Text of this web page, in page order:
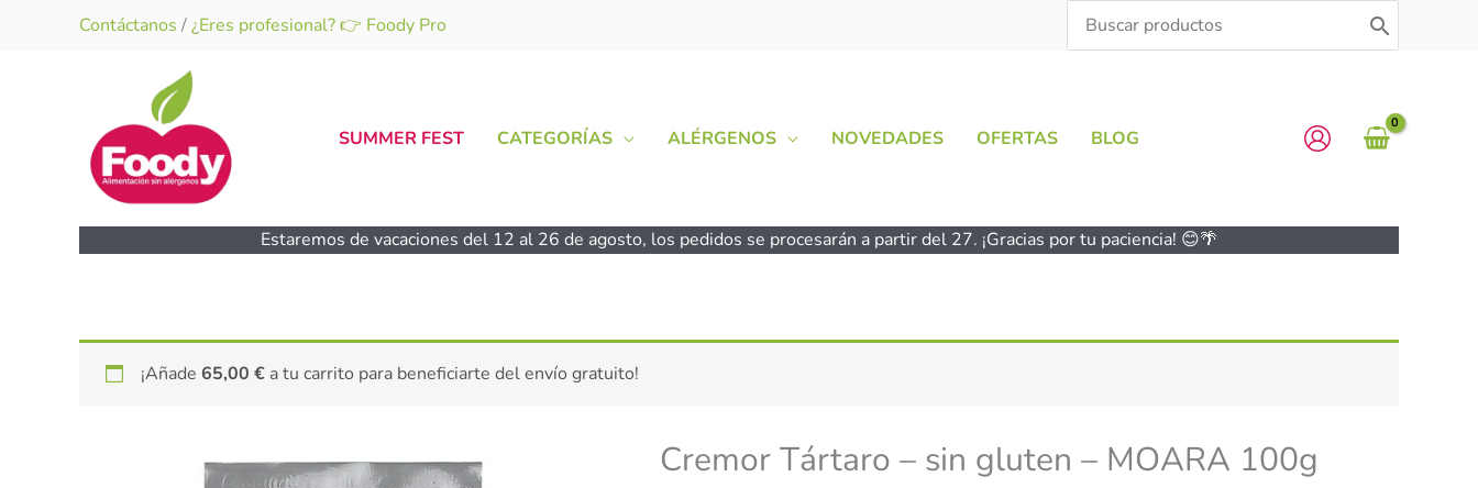
Contáctanos /¿Eres profesional? 👉 Foody Pro
Search
for:
SUMMER FEST CATEGORÍAS ALÉRGENOS NOVEDADES OFERTAS BLOG
Estaremos de vacaciones del 12 al 26 de agosto, los pedidos se procesarán a partir del 27. ¡Gracias por tu paciencia! 😊🌴
¡Añade 65,00 € a tu carrito para beneficiarte del envío gratuito!
Cremor Tártaro – sin gluten – MOARA 100g
gluten